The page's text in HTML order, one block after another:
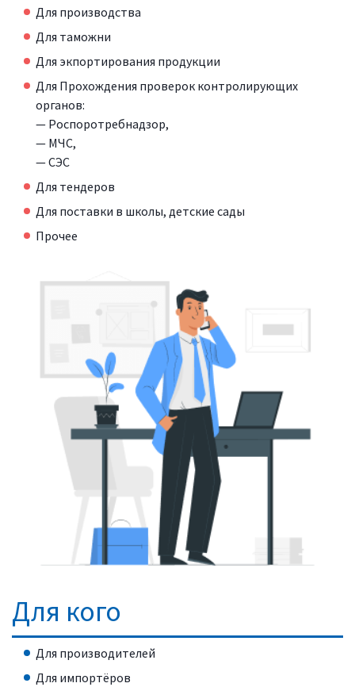
Для производства
Для таможни
Для экпортирования продукции
Для Прохождения проверок контролирующих
органов:
— Роспоротребнадзор,
— МЧС,
— СЭС
Для тендеров
Для поставки в школы, детские сады
Прочее
Для кого
Для производителей
Для импортёров